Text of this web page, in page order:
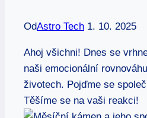
OdAstro Tech 1. 10. 2025
Ahoj všichni! Dnes se
naši emocionální
životech. Pojďme se
Těšíme se na vaši reakci!